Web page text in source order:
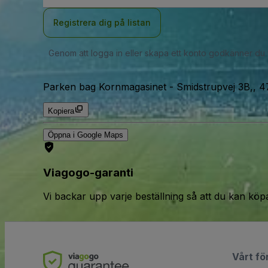
Registrera dig på listan
Genom att logga in eller skapa ett konto godkänner du
Parken bag Kornmagasinet - Smidstrupvej 3B,,
Kopiera
Öppna i Google Maps
Viagogo-garanti
Vi backar upp varje beställning så att du kan
Vårt